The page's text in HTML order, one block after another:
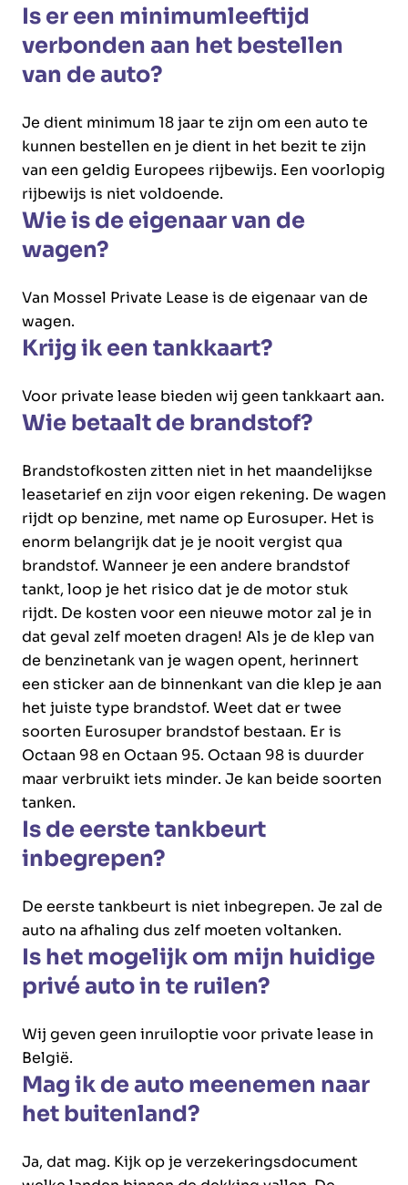
Is er een minimumleeftijd
verbonden aan het bestellen
van de auto?
Je dient minimum 18 jaar te zijn om een auto te
kunnen bestellen en je dient in het bezit te zijn
van een geldig Europees rijbewijs. Een voorlopig
rijbewijs is niet voldoende.
Wie is de eigenaar van de
wagen?
Van Mossel Private Lease is de eigenaar van de
wagen.
Krijg ik een tankkaart?
Voor private lease bieden wij geen tankkaart aan.
Wie betaalt de brandstof?
Brandstofkosten zitten niet in het maandelijkse
leasetarief en zijn voor eigen rekening. De wagen
rijdt op benzine, met name op Eurosuper. Het is
enorm belangrijk dat je je nooit vergist qua
brandstof. Wanneer je een andere brandstof
tankt, loop je het risico dat je de motor stuk
rijdt. De kosten voor een nieuwe motor zal je in
dat geval zelf moeten dragen! Als je de klep van
de benzinetank van je wagen opent, herinnert
een sticker aan de binnenkant van die klep je aan
het juiste type brandstof. Weet dat er twee
soorten Eurosuper brandstof bestaan. Er is
Octaan 98 en Octaan 95. Octaan 98 is duurder
maar verbruikt iets minder. Je kan beide soorten
tanken.
Is de eerste tankbeurt
inbegrepen?
De eerste tankbeurt is niet inbegrepen. Je zal de
auto na afhaling dus zelf moeten voltanken.
Is het mogelijk om mijn huidige
privé auto in te ruilen?
Wij geven geen inruiloptie voor private lease in
België.
Mag ik de auto meenemen naar
het buitenland?
Ja, dat mag. Kijk op je verzekeringsdocument